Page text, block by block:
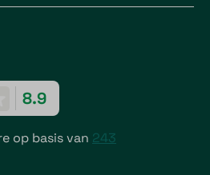
8.9
op basis van 243